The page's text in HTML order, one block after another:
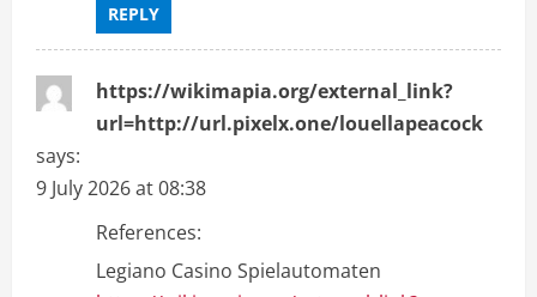
REPLY
https://wikimapia.org/external_link?
url=http://url.pixelx.one/louellapeacock
says:
9 July 2026 at 08:38
References:
Legiano Casino Spielautomaten